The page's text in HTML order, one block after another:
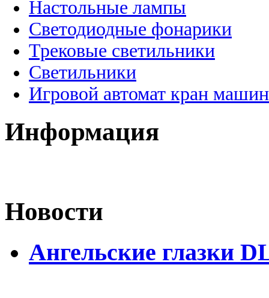
Настольные лампы
Светодиодные фонарики
Трековые светильники
Светильники
Игровой автомат кран
Информация
Новости
Ангельские глазки